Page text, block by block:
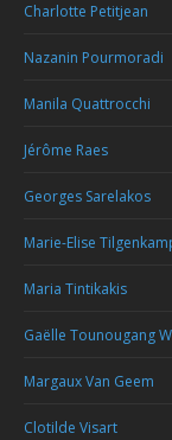
Charlotte Petitjean
Nazanin Pourmoradi
Manila Quattrocchi
Jérôme Raes
Georges Sarelakos
Marie-Elise
Maria Tintikakis
Gaëlle Tounougang
Margaux Van Geem
Clotilde Visart